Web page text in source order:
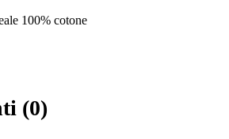
100% cotone
(0)